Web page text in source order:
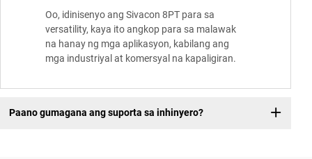
Oo, idinisenyo ang Sivacon 8PT para sa
versatility, kaya ito angkop para sa malawak
na hanay ng mga aplikasyon, kabilang ang
mga industriyal at komersyal na kapaligiran.
Paano gumagana ang suporta sa inhinyero?